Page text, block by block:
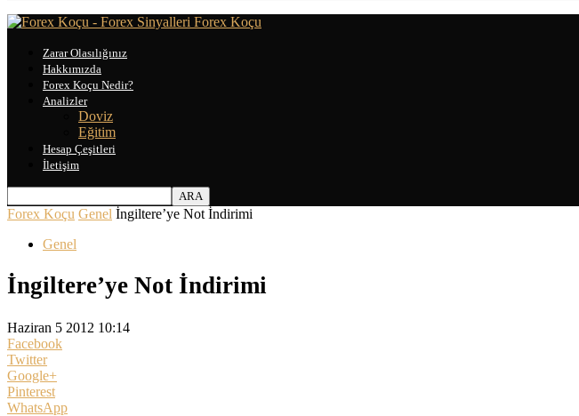
Forex Koçu
Zarar Olasılığınız
Hakkımızda
Forex Koçu Nedir?
Analizler
Doviz
Eğitim
Hesap Çeşitleri
İletişim
Forex Koçu Genel İngiltere’ye Not İndirimi
Genel
İngiltere’ye Not İndirimi
Haziran 5 2012 10:14
Facebook
Twitter
Google+
Pinterest
WhatsApp